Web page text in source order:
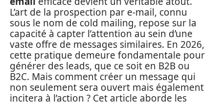
L’art de la prospection par e-mail, connu
sous le nom de cold mailing, repose sur la
capacité à capter l’attention au sein d’une
vaste offre de messages similaires. En 2026,
cette pratique demeure fondamentale pour
générer des leads, que ce soit en B2B ou
B2C. Mais comment créer un message qui
non seulement sera ouvert mais également
incitera à l’action ? Cet article aborde les